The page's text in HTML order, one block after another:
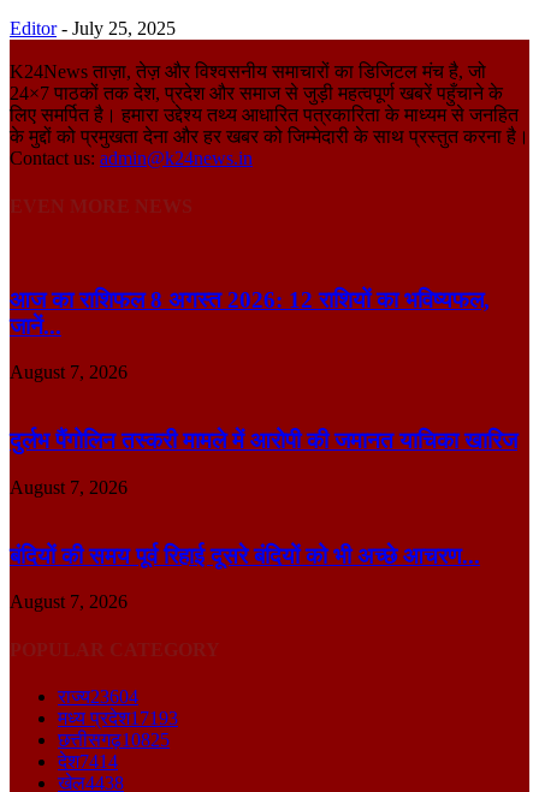
Editor - July 25, 2025
K24News ताज़ा, तेज़ और विश्वसनीय समाचारों का डिजिटल मंच है, जो
24×7 पाठकों तक देश, प्रदेश और समाज से जुड़ी महत्वपूर्ण खबरें पहुँचाने के
लिए समर्पित है। हमारा उद्देश्य तथ्य आधारित पत्रकारिता के माध्यम से जनहित
के मुद्दों को प्रमुखता देना और हर खबर को जिम्मेदारी के साथ प्रस्तुत करना है।
Contact us: admin@k24news.in
आज का राशिफल 8 अगस्त 2026: 12 राशियों का भविष्यफल,
जानें...
August 7, 2026
दुर्लभ पैंगोलिन तस्करी मामले में आरोपी की जमानत याचिका खारिज
August 7, 2026
बंदियों की समय पूर्व रिहाई दूसरे बंदियों को भी अच्छे आचरण...
August 7, 2026
राज्य23604
मध्य प्रदेश17193
छत्तीसगढ़10825
देश7414
खेल4438